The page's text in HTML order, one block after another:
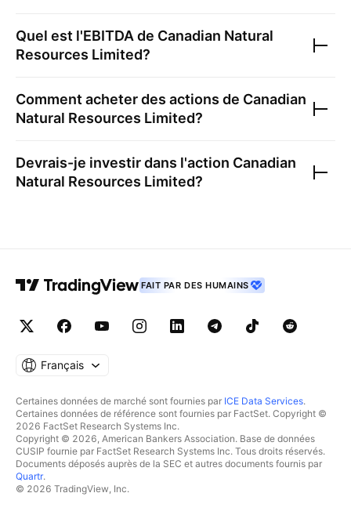
Quel est l'EBITDA de Canadian Natural
Resources Limited?
Comment acheter des actions de Canadian
Natural Resources Limited?
Devrais-je investir dans l'action Canadian
Natural Resources Limited?
FAIT PAR DES HUMAINS
Français
Certaines données de marché sont fournies par ICE Data Services.
Certaines données de référence sont fournies par FactSet. Copyright ©
2026 FactSet Research Systems Inc.
Copyright © 2026, American Bankers Association. Base de données
CUSIP fournie par FactSet Research Systems Inc. Tous droits réservés.
Documents déposés auprès de la SEC et autres documents fournis par
Quartr.
© 2026 TradingView, Inc.